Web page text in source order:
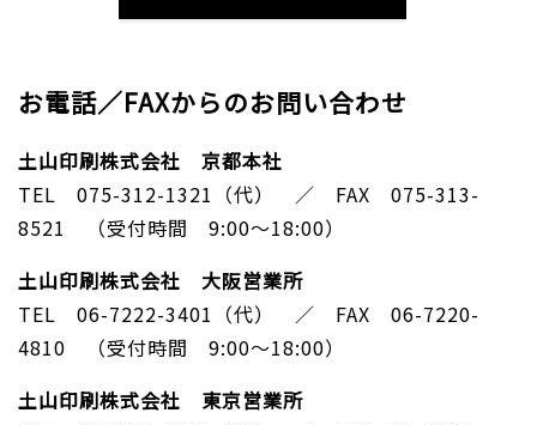
お電話／FAXからのお問い合わせ
土山印刷株式会社 京都本社
TEL 075-312-1321（代） ／ FAX 075-313-
8521 （受付時間 9:00～18:00）
土山印刷株式会社 大阪営業所
TEL 06-7222-3401（代） ／ FAX 06-7220-
4810 （受付時間 9:00～18:00）
土山印刷株式会社 東京営業所